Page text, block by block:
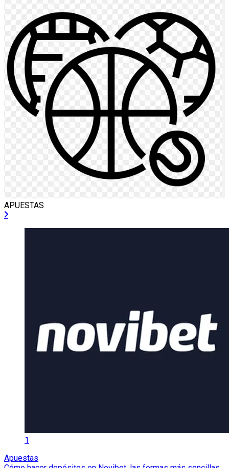
APUESTAS
1
Apuestas